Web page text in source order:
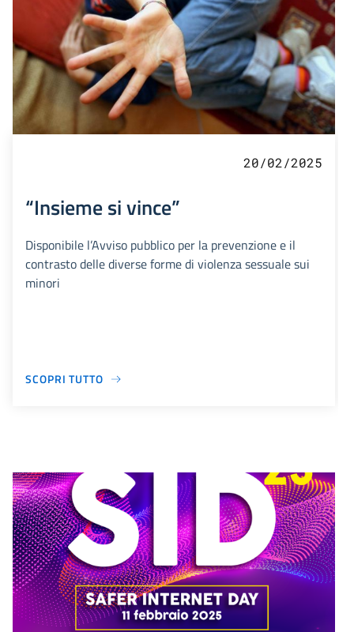
20/02/2025
“Insieme si vince”
Disponibile l’Avviso pubblico per la prevenzione e il
contrasto delle diverse forme di violenza sessuale sui
minori
SCOPRI TUTTO